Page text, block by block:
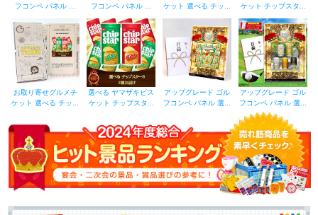
フコンペ パネル ...
フコンペ パネル ...
ケット 選べる チッ...
ケット チップスタ...
お取り寄せグルメチ
ケット 選べる チッ...
選べる ヤマザキビス
ケット チップスタ...
アップグレード ゴル
フコンペ パネル 選...
アップグレード ゴル
フコンペ パネル 選...